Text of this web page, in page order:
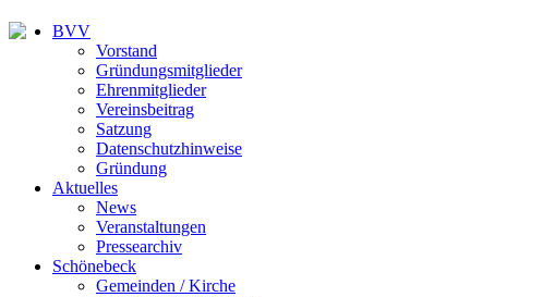
BVV
Vorstand
Gründungsmitglieder
Ehrenmitglieder
Vereinsbeitrag
Satzung
Datenschutzhinweise
Gründung
Aktuelles
News
Veranstaltungen
Pressearchiv
Schönebeck
Gemeinden / Kirche